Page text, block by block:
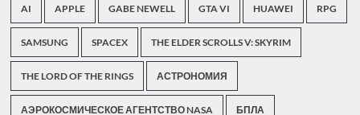
AI APPLE GABE NEWELL GTA VI HUAWEI RPG
SAMSUNG SPACEX THE ELDER SCROLLS V: SKYRIM
THE LORD OF THE RINGS АСТРОНОМИЯ
АЭРОКОСМИЧЕСКОЕ АГЕНТСТВО NASA БПЛА